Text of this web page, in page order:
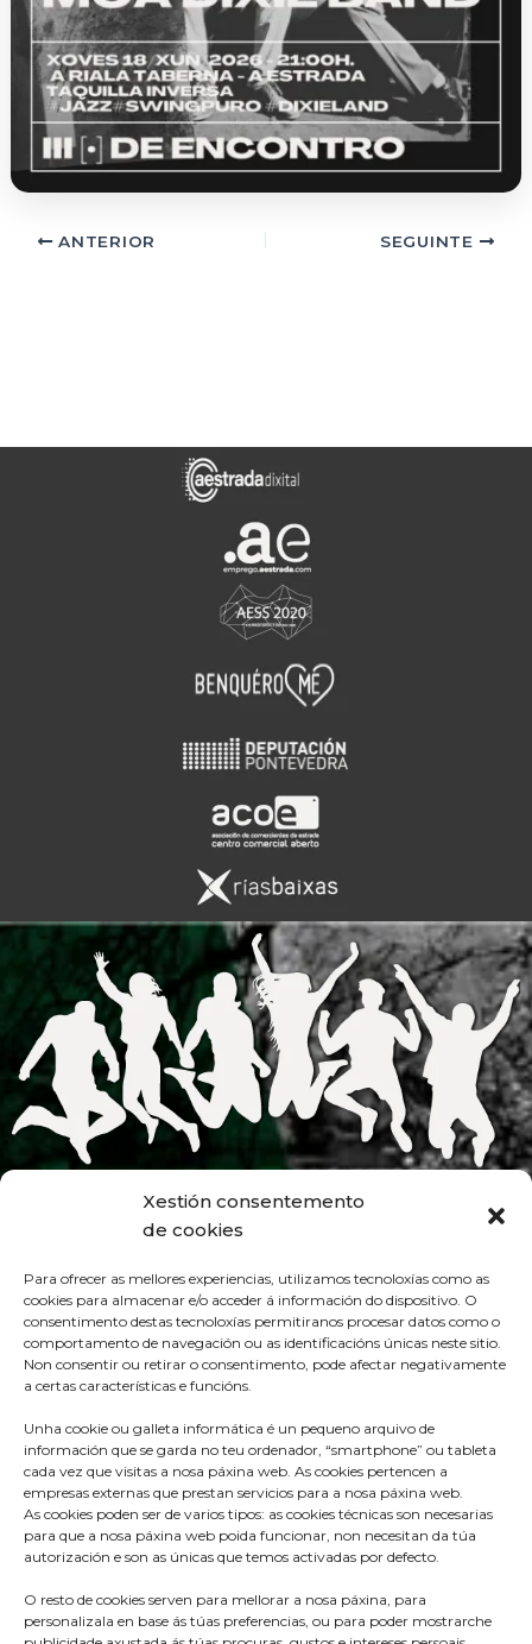
Xestión consentemento
de cookies
Para ofrecer as mellores experiencias, utilizamos tecnoloxías como as
cookies para almacenar e/o acceder á información do dispositivo. O
consentimento destas tecnoloxías permitiranos procesar datos como o
comportamento de navegación ou as identificacións únicas neste sitio.
Non consentir ou retirar o consentimento, pode afectar negativamente
a certas características e funcións.
Unha cookie ou galleta informática é un pequeno arquivo de
información que se garda no teu ordenador, “smartphone” ou tableta
cada vez que visitas a nosa páxina web. As cookies pertencen a
empresas externas que prestan servicios para a nosa páxina web.
As cookies poden ser de varios tipos: as cookies técnicas son necesarias
para que a nosa páxina web poida funcionar, non necesitan da túa
autorización e son as únicas que temos activadas por defecto.
O resto de cookies serven para mellorar a nosa páxina, para
personalizala en base ás túas preferencias, ou para poder mostrarche
ANTERIOR SEGUINTE
Praza do Concello s/n